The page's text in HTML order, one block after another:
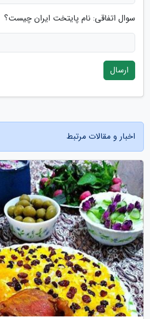
سوال اتفاقی: نام پایتخت ایران چیست؟
ارسال
اخبار و مقالات مرتبط